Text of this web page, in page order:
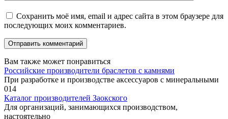
Сохранить моё имя, email и адрес сайта в этом браузере для
последующих моих комментариев.
Вам также может понравиться
Российские производители браслетов с камнями
При разработке и производстве аксессуаров с минеральными
014
Каталог производителей Заокского
Для организаций, занимающихся производством,
настоятельно